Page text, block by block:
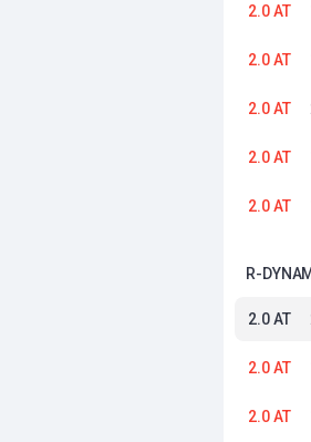
2.0 AT
2.0 AT
2.0 AT
2.0 AT
2.0 AT
R-
2.0 AT
2.0 AT
2.0 AT